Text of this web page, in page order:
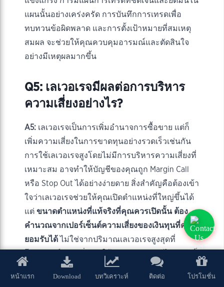
แผนนั้นอย่างเคร่งครัด การบันทึกการเทรดเพื่อ
ทบทวนข้อผิดพลาด และการตั้งเป้าหมายที่สมเหตุ
สมผล จะช่วยให้คุณควบคุมอารมณ์และตัดสินใจ
อย่างมีเหตุผลมากขึ้น
Q5: เลเวอเรจมีผลต่อการบริหาร
ความเสี่ยงอย่างไร?
A5: เลเวอเรจเป็นการเพิ่มอำนาจการซื้อขาย แต่ก็
เพิ่มความเสี่ยงในการขาดทุนอย่างรวดเร็วเช่นกัน
การใช้เลเวอเรจสูงโดยไม่มีการบริหารความเสี่ยงที่
เหมาะสม อาจทำให้บัญชีของคุณถูก Margin Call
หรือ Stop Out ได้อย่างง่ายดาย สิ่งสำคัญคือต้องเข้า
ใจว่าเลเวอเรจช่วยให้คุณเปิดตำแหน่งที่ใหญ่ขึ้นได้
แต่ ขนาดตำแหน่งที่แท้จริงที่คุณควรเปิดนั้น ต้อง
คำนวณจากเปอร์เซ็นต์ความเสี่ยงของเงินทุนที่คุณ
ยอมรับได้ ไม่ใช่จากปริมาณเลเวอเรจสูงสุดที่
ต้องยิ่งเข้มงวดกับการตั้ง Stop Loss และการกำหนด
หน้าแรก Download บทวิเคราะห์ ติดต่อ โปรโมชั่น